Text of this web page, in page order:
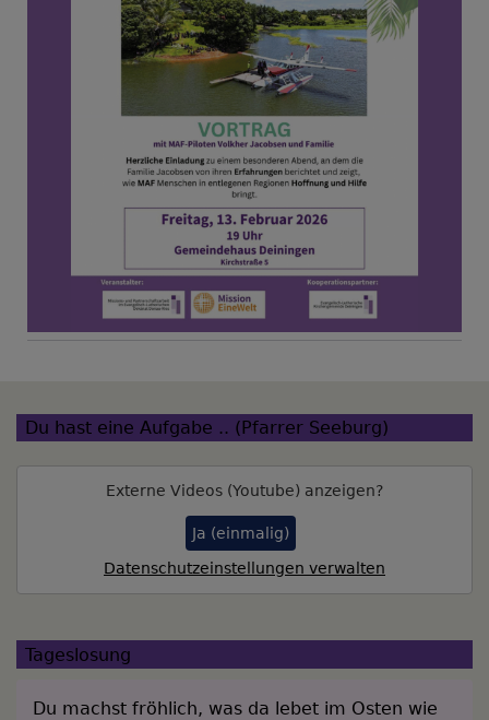
Du hast eine Aufgabe .. (Pfarrer Seeburg)
Externe Videos (Youtube) anzeigen?
Ja (einmalig)
Datenschutzeinstellungen verwalten
Tageslosung
Du machst fröhlich, was da lebet im Osten wie